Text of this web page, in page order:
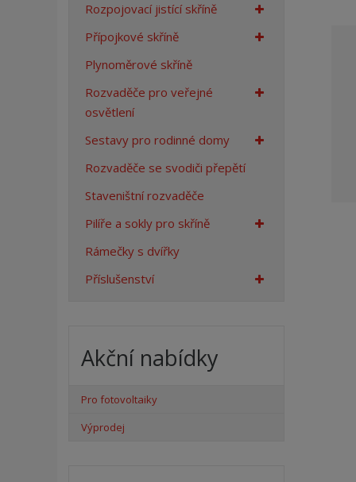
a
n
Rozpojovací jistící skříně
Přípojkové skříně
Plynoměrové skříně
Rozvaděče pro veřejné
osvětlení
Sestavy pro rodinné domy
Rozvaděče se svodiči přepětí
Staveništní rozvaděče
Pilíře a sokly pro skříně
Rámečky s dvířky
Příslušenství
Akční nabídky
Pro fotovoltaiky
Výprodej